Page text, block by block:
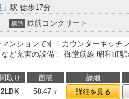
」駅 徒歩17分
構造 鉄筋コンクリート
ンションです！カウンターキッチ
ど充実の設備！ 御堂筋線 昭和町
間取り 面積 詳細
2LDK 58.47㎡ 詳細を見る